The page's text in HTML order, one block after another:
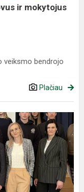
ir mokytojus
veiksmo bendrojo
Plačiau